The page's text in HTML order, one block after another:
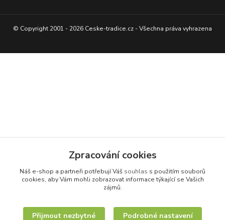
© Copyright 2001 - 2026 Ceske-tradice.cz - Všechna práva vyhrazena
Zpracování cookies
Náš e-shop a partneři potřebují Váš souhlas s použitím souborů
cookies, aby Vám mohli zobrazovat informace týkající se Vašich
zájmů.
Přijmout nezbytné Podrobné nastavení